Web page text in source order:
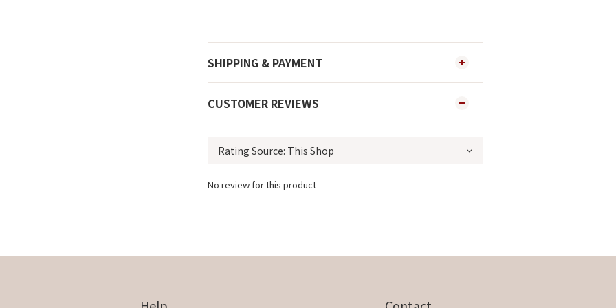
SHIPPING & PAYMENT
CUSTOMER REVIEWS
No review for this product